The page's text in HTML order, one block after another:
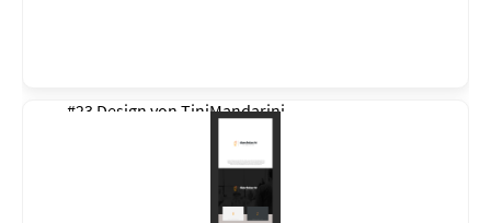
#23 Design von TiniMandarini